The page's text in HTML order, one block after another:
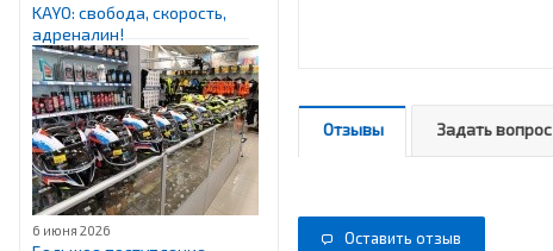
KAYO: свобода, скорость,
адреналин!
6 июня 2026
Отзывы Задать вопрос
Оставить отзыв